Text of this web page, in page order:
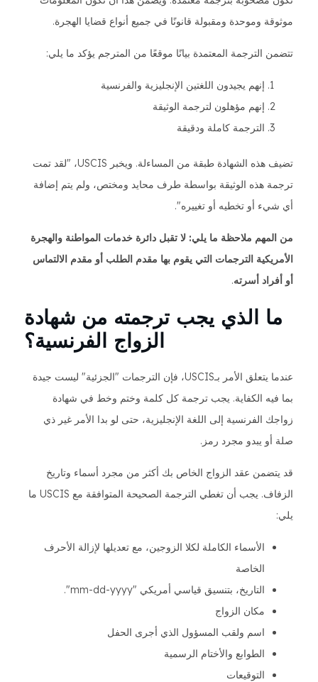
موثوقة وموحدة ومقبولة قانونًا في جميع أنواع قضايا الهجرة.
تتضمن الترجمة المعتمدة بيانًا موقعًا من المترجم يؤكد ما يلي:
إنهم يجيدون اللغتين الإنجليزية والفرنسية
إنهم مؤهلون لترجمة الوثيقة
الترجمة كاملة ودقيقة
تضيف هذه الشهادة طبقة من المساءلة. ويخبر USCIS، "لقد تمت
ترجمة هذه الوثيقة بواسطة طرف محايد ومختص، ولم يتم إضافة
أي شيء أو تخطيه أو تغييره".
من المهم ملاحظة ما يلي: لا تقبل دائرة خدمات المواطنة والهجرة
الأمريكية الترجمات التي يقوم بها مقدم الطلب أو مقدم الالتماس
أو أفراد أسرته.
ما الذي يجب ترجمته من شهادة
الزواج الفرنسية؟
عندما يتعلق الأمر بـUSCIS، فإن الترجمات "الجزئية" ليست جيدة
بما فيه الكفاية. يجب ترجمة كل كلمة وختم وخط في شهادة
زواجك الفرنسية إلى اللغة الإنجليزية، حتى لو بدا الأمر غير ذي
صلة أو يبدو مجرد رمز.
قد يتضمن عقد الزواج الخاص بك أكثر من مجرد أسماء وتاريخ
الزفاف. يجب أن تغطي الترجمة الصحيحة المتوافقة مع USCIS ما
يلي:
الأسماء الكاملة لكلا الزوجين، مع تعديلها لإزالة الأحرف
الخاصة
التاريخ، بتنسيق قياسي أمريكي "mm-dd-yyyy".
مكان الزواج
اسم ولقب المسؤول الذي أجرى الحفل
الطوابع والأختام الرسمية
التوقيعات